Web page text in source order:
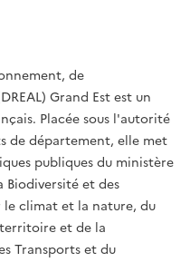
de
Grand Est est un
Placée sous l'autorité
de département, elle met
publiques du ministère
Biodiversité et des
climat et la nature, du
et de la
Transports et du